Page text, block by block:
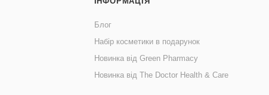
Блог
Набір косметики в подарунок
Новинка від Green Pharmacy
Новинка від The Doctor Health & Care